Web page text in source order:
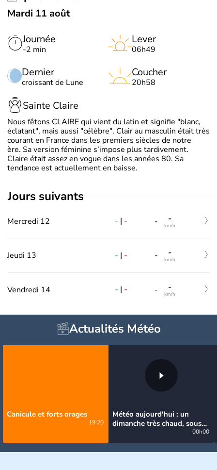
Mardi 11 août
Journée
-2 min
Dernier
croissant de Lune
Lever
06h49
Coucher
20h58
Sainte Claire
Nous fêtons CLAIRE qui vient du latin et signifie "blanc,
éclatant", mais aussi "célèbre". Clair au masculin était très
courant en France dans les premiers siècles de notre
ère. Sa version féminine s’impose plus tardivement.
Claire était assez en vogue dans les années 80. Sa
tendance est actuellement en baisse.
jours suivants
Mercredi 12 - | - - -
km/h
Jeudi 13 - | - - -
km/h
Vendredi 14 - | - - -
km/h
Actualités Météo
Canicule et forts orages
19:20
Météo aujourd'hui : un
dimanche très chaud, sous
orages
00h00